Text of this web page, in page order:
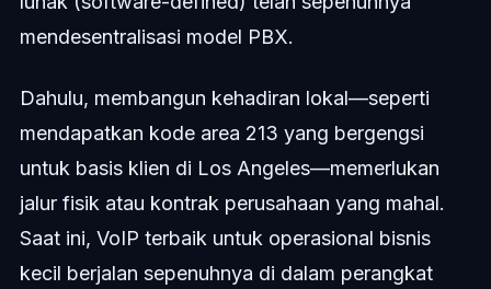
mendesentralisasi model PBX.
Dahulu, membangun kehadiran lokal—seperti
mendapatkan kode area 213 yang bergengsi
untuk basis klien di Los Angeles—memerlukan
jalur fisik atau kontrak perusahaan yang mahal.
Saat ini, VoIP terbaik untuk operasional bisnis
kecil berjalan sepenuhnya di dalam perangkat